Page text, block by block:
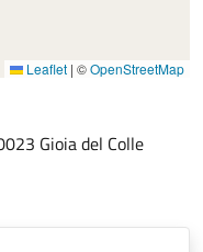
Leaflet | ©OpenStreetMap
Gioia del Colle